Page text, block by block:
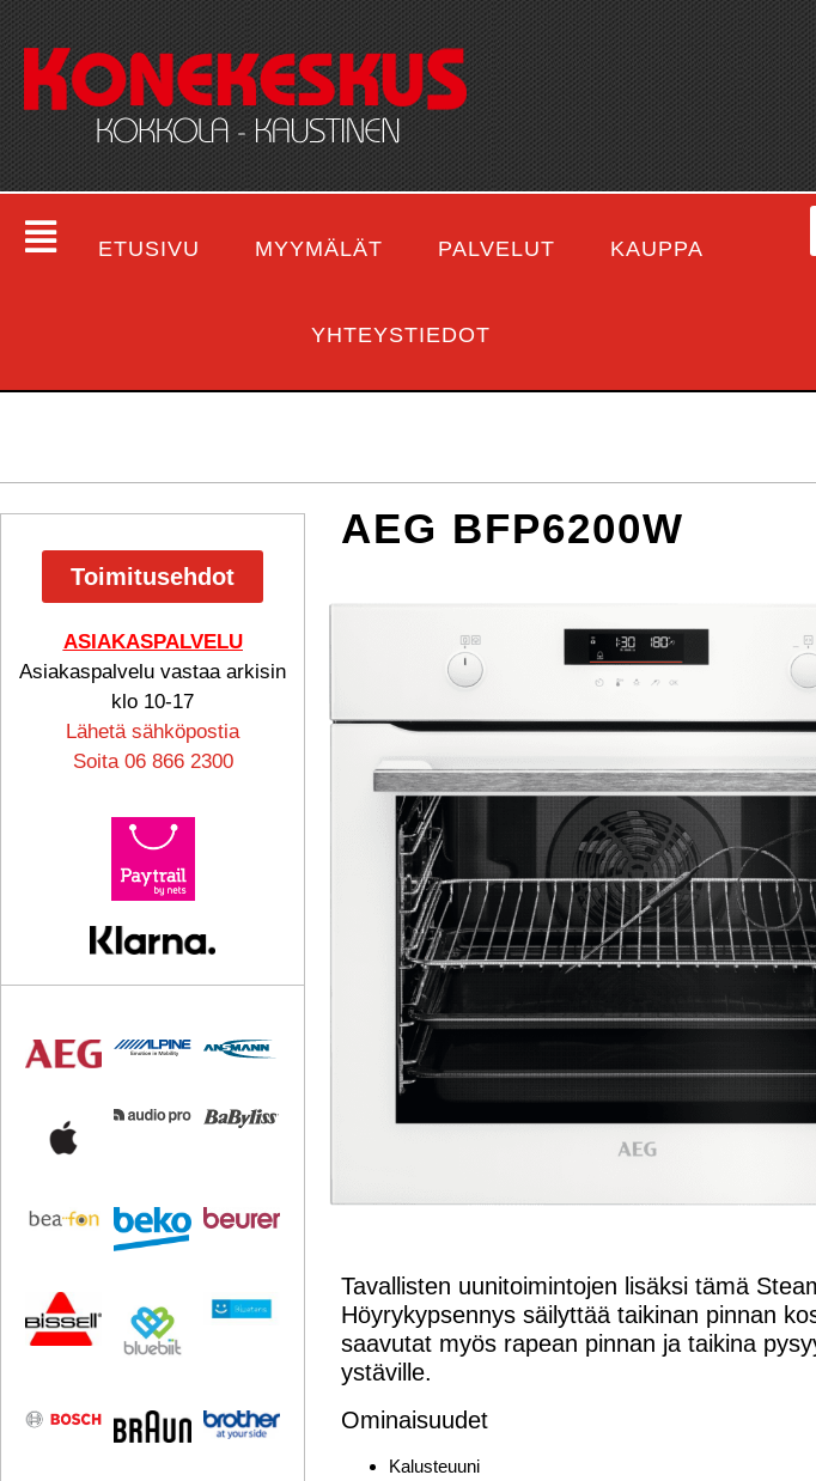
ETUSIVU MYYMÄLÄT PALVELUT KAUPPA
YHTEYSTIEDOT
Toimitusehdot
ASIAKASPALVELU
Asiakaspalvelu vastaa arkisin
klo 10-17
Lähetä sähköpostia
Soita 06 866 2300
AEG BFP6200W
Tavallisten uunitoimintojen lisäksi tämä
Höyrykypsennys säilyttää taikinan pinnan
saavutat myös rapean pinnan ja taikina
ystäville.
Ominaisuudet
Kalusteuuni